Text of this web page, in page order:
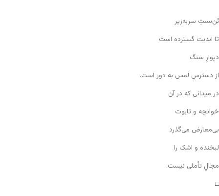
بُن‌بستِ سربه‌زیر
تا ابدیت گسترده است
دیوارِ سنگ
از دسترسِ لمس به دور است.
در میدانی که در آن
خوانچه و تابوت
بی‌معارض می‌گذرد
لبخنده و اشک را
مجالِ تأملی نیست.
□